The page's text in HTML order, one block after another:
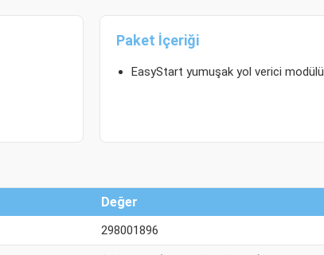
Paket İçeriği
EasyStart yumuşak yol verici modülü
Değer
298001896